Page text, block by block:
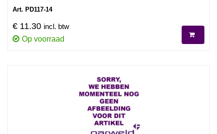
Art. PD117-14
€ 11.30 incl. btw
Op voorraad